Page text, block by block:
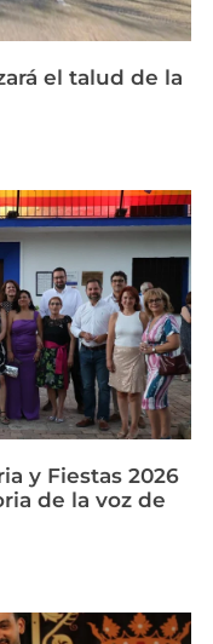
el talud de la
y Fiestas 2026
de la voz de